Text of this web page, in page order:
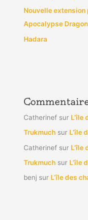
Nouvelle extension
Apocalypse Dragon
Hadara
Catherinef sur L’île
Trukmuch sur L’île
Catherinef sur L’île
Trukmuch sur L’île
benj sur L’île des